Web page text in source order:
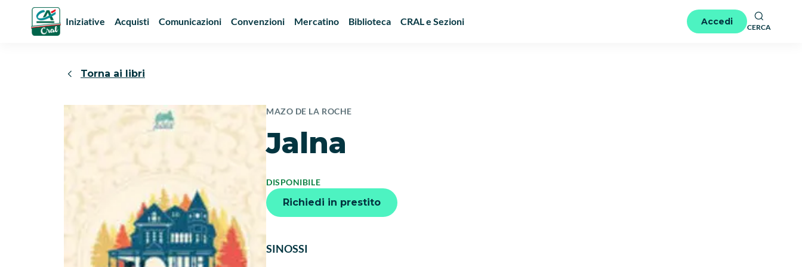
Iniziative Acquisti Comunicazioni Convenzioni Mercatino Biblioteca CRAL e Sezioni Accedi
CERCA
Torna ai libri
MAZO DE LA ROCHE
Jalna
DISPONIBILE
Richiedi in prestito
SINOSSI